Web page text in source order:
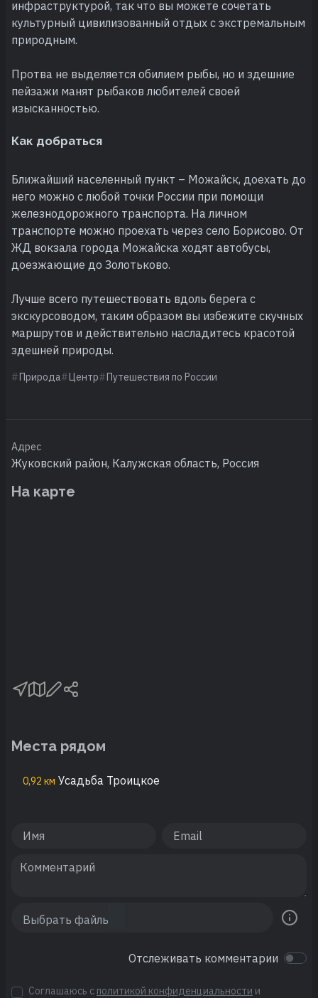
инфраструктурой, так что вы можете сочетать
культурный цивилизованный отдых с экстремальным
природным.
Протва не выделяется обилием рыбы, но и здешние
пейзажи манят рыбаков любителей своей
изысканностью.
Как добраться
Ближайший населенный пункт – Можайск, доехать до
него можно с любой точки России при помощи
железнодорожного транспорта. На личном
транспорте можно проехать через село Борисово. От
ЖД вокзала города Можайска ходят автобусы,
доезжающие до Золотьково.
Лучше всего путешествовать вдоль берега с
экскурсоводом, таким образом вы избежите скучных
маршрутов и действительно насладитесь красотой
здешней природы.
Природа Центр Путешествия по России
Адрес
Жуковский район, Калужская область, Россия
На карте
Места рядом
0,92 км Усадьба Троицкое
Отслеживать комментарии
Соглашаюсь с политикой конфиденциальности и